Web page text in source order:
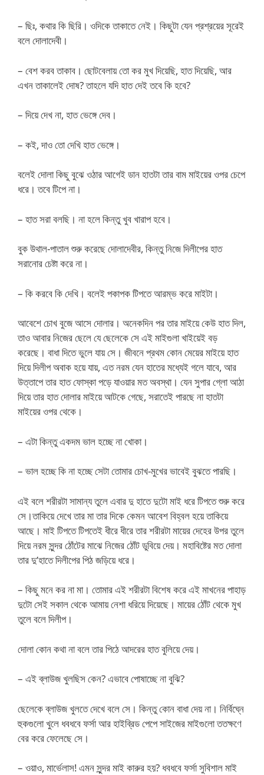
– ছিঃ, কথার কি ছিরি। ওদিকে তাকাতে নেই। কিছুটা যেন প্রশ্রয়ের সূরেই
বলে দোলাদেবী।
– বেশ করব তাকাব। ছোটবেলায় তো কর মুখ দিয়েছি, হাত দিয়েছি, আর
এখন তাকালেই দোষ? তাহলে যদি হাত দেই তবে কি হবে?
– দিয়ে দেখ না, হাত ভেঙ্গে দেব।
– কই, দাও তো দেখি হাত ভেঙ্গে।
বলেই দোলা কিছু বুঝে ওঠার আগেই ডান হাতটা তার বাম মাইয়ের ওপর চেপে
ধরে। তবে টিপে না।
– হাত সরা বলছি। না হলে কিন্তু খুব খারাপ হবে।
বুক উথাল-পাতাল শুরু করেছে দোলাদেবীর, কিন্তু নিজে দিলীপের হাত
সরানোর চেষ্টা করে না।
– কি করবে কি দেখি। বলেই পকাপক টিপতে আরম্ভ করে মাইটা।
আবেশে চোখ বুজে আসে দোলার। অনেকদিন পর তার মাইয়ে কেউ হাত দিল,
তাও আবার নিজের ছেলে যে ছেলেকে সে এই মাইগুলা খাইয়েই বড়
করেছে। বাধা দিতে ভুলে যায় সে। জীবনে প্রথম কোন মেয়ের মাইয়ে হাত
দিয়ে দিলীপ অবাক হয়ে যায়, এত নরম যেন হাতের মধ্যেই গলে যাবে, আর
উত্তাপে তার হাত ফোস্কা পড়ে যাওয়ার মত অবস্থা। যেন সুপার গ্লো আঠা
দিয়ে তার হাত দোলার মাইয়ে আটকে গেছে, সরাতেই পারছে না হাতটা
মাইয়ের ওপর থেকে।
– এটা কিন্তু একদম ভাল হচ্ছে না খোকা।
– ভাল হচ্ছে কি না হচ্ছে সেটা তোমার চোখ-মুখের ভাবেই বুঝতে পারছি।
এই বলে শরীরটা সামান্য তুলে এবার দু হাতে দুটো মাই ধরে টিপতে শুরু করে
সে।তাকিয়ে দেখে তার মা তার দিকে কেমন আবেশ বিহ্বল হয়ে তাকিয়ে
আছে। মাই টিপতে টিপতেই ধীরে ধীরে তার শরীরটা মায়ের দেহের উপর তুলে
দিয়ে নরম সুন্দর ঠোঁটের মাঝে নিজের ঠোঁট ডুবিয়ে দেয়। মহাবিষ্টের মত দোলা
তার দু’হাতে দিলীপের পিঠ জড়িয়ে ধরে।
– কিছু মনে কর না মা। তোমার এই শরীরটা বিশেষ করে এই মাখনের পাহাড়
দুটো সেই সকাল থেকে আমায় নেশা ধরিয়ে দিয়েছে। মায়ের ঠোঁট থেকে মুখ
তুলে বলে দিলীপ।
দোলা কোন কথা না বলে তার পিঠে আদরের হাত বুলিয়ে দেয়।
– এই ব্লাউজ খুলছিস কেন? এভাবে পোষাচ্ছে না বুঝি?
ছেলেকে ব্লাউজ খুলতে দেখে বলে সে। কিন্তু কোন বাধা দেয় না। নির্বিঘ্নে
হুকগুলো খুলে ধবধবে ফর্সা আর হাইব্রিড পেপে সাইজের মাইগুলো ততক্ষণে
বের করে ফেলেছে সে।
– ওয়াও, মার্ভেলাস! এমন সুন্দর মাই কারুর হয়? ধবধবে ফর্সা সুবিশাল মাই